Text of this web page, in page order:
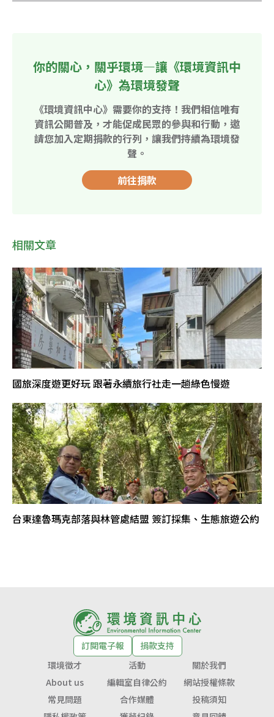
你的關心，關乎環境—讓《環境資訊中
心》為環境發聲
《環境資訊中心》需要你的支持！我們相信唯有
資訊公開普及，才能促成民眾的參與和行動，邀
請您加入定期捐款的行列，讓我們持續為環境發
聲。
前往捐款
相關文章
國旅深度遊更好玩 跟著永續旅行社走一趟綠色慢遊
台東達魯瑪克部落與林管處結盟 簽訂採集、生態旅遊公約
訂閱電子報
捐款支持
環境徵才
活動
關於我們
About us
編輯室自律公約
網站授權條款
常見問題
合作媒體
投稿須知